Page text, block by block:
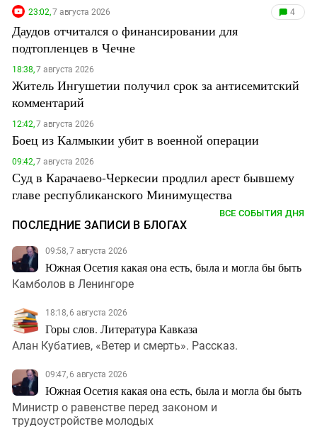
23:02,7 августа 2026 4
Даудов отчитался о финансировании для
подтопленцев в Чечне
18:38,7 августа 2026
Житель Ингушетии получил срок за антисемитский
комментарий
12:42,7 августа 2026
Боец из Калмыкии убит в военной операции
09:42,7 августа 2026
Суд в Карачаево-Черкесии продлил арест бывшему
главе республиканского Минимущества
ВСЕ СОБЫТИЯ ДНЯ
ПОСЛЕДНИЕ ЗАПИСИ В БЛОГАХ
09:58, 7 августа 2026
Южная Осетия какая она есть, была и могла бы быть
Камболов в Ленингоре
18:18, 6 августа 2026
Горы слов. Литература Кавказа
Алан Кубатиев, «Ветер и смерть». Рассказ.
09:47, 6 августа 2026
Южная Осетия какая она есть, была и могла бы быть
Министр о равенстве перед законом и
трудоустройстве молодых